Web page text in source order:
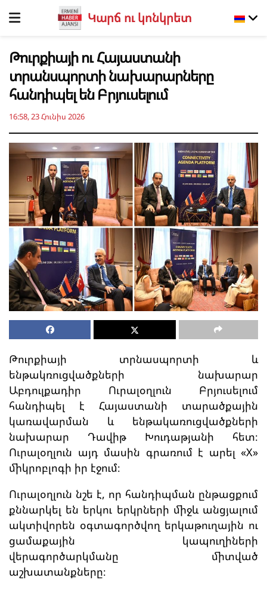
Կարճ ու կոնկրետ
Թուրքիայի ու Հայաստանի
տրանսպորտի նախարարները
հանդիպել են Բրյուսելում
16:58, 23 Հունիս 2026
Թուրքիայի տրնասպորտի և
ենթակռուցվածքների նախարար
Աբդուլքադիր Ուրալօղլուն Բրյուսելում
հանդիպել է Հայաստանի տարածքային
կառավարման և ենթակառուցվածքների
նախարար Դավիթ Խուդաթյանի հետ։
Ուրալօղլուն այդ մասին գրառում է արել «X»
միկրոբլոգի իր էջում։
Ուրալօղլուն նշե է, որ հանդիպման ընթացքում
քննարկել են երկու երկրների միջև անցյալում
ակտիվորեն օգտագործվող երկաթուղային ու
ցամաքային կապուղիների
վերագործարկմանը միտված
աշխատանքները։